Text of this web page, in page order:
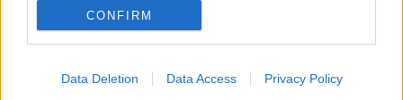
CONFIRM
Data Deletion Data Access Privacy Policy